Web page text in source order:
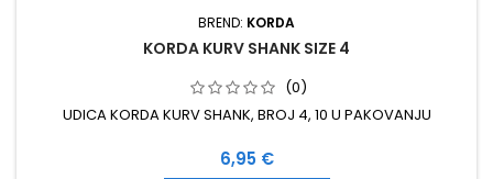
BREND: KORDA
KORDA KURV SHANK SIZE 4
(0)
UDICA KORDA KURV SHANK, BROJ 4, 10 U PAKOVANJU
Cijena
6,95 €